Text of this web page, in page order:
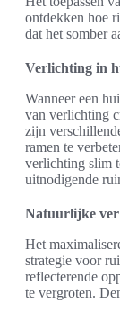
ontdekken hoe
dat het somber
Verlichting in
Wanneer een
van verlichting
zijn
ramen te
verlichting slim
uitnodigende
Natuurlijke
Het
strategie voor
reflecterende
te vergroten.